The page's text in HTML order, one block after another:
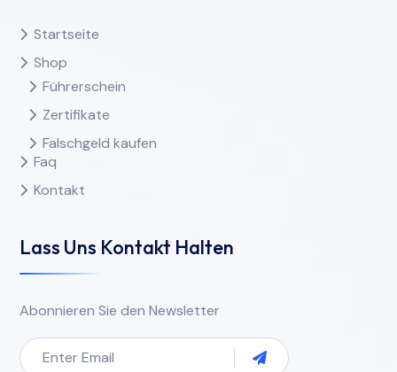
Startseite
Shop
Führerschein
Zertifikate
Falschgeld kaufen
Faq
Kontakt
Lass Uns Kontakt Halten
Abonnieren Sie den Newsletter